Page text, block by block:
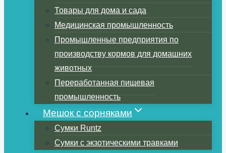
Товары для дома и сада
Медицинская промышленность
Промышленные предприятия по
производству кормов для домашних
животных
Переработанная пищевая
промышленность
Мешок с сорняками
Сумки Runtz
Сумки с экзотическими травками